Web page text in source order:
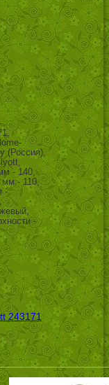
(Россия),
- 140,
мм - 110,
-
-